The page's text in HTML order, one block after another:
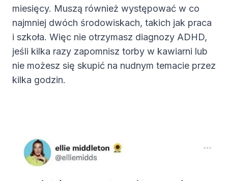
miesięcy. Muszą również występować w co
najmniej dwóch środowiskach, takich jak praca
i szkoła. Więc nie otrzymasz diagnozy ADHD,
jeśli kilka razy zapomnisz torby w kawiarni lub
nie możesz się skupić na nudnym temacie przez
kilka godzin.